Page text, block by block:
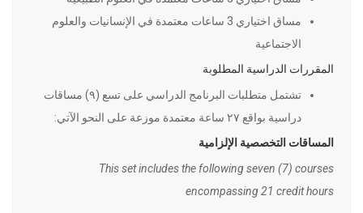
مساق اختياري 3 ساعات معتمدة في الإنسانيات والعلوم
الاجتماعية
المقررات الدراسية المطلوبة
تشتمل متطلبات البرنامج الدراسي على تسع (٩) مساقات
دراسية بواقع ٢٧ ساعة معتمدة موزعة على النحو الآتي:
المساقات التخصصية الإلزامية
This set includes the following seven (7) courses
encompassing 21 credit hours